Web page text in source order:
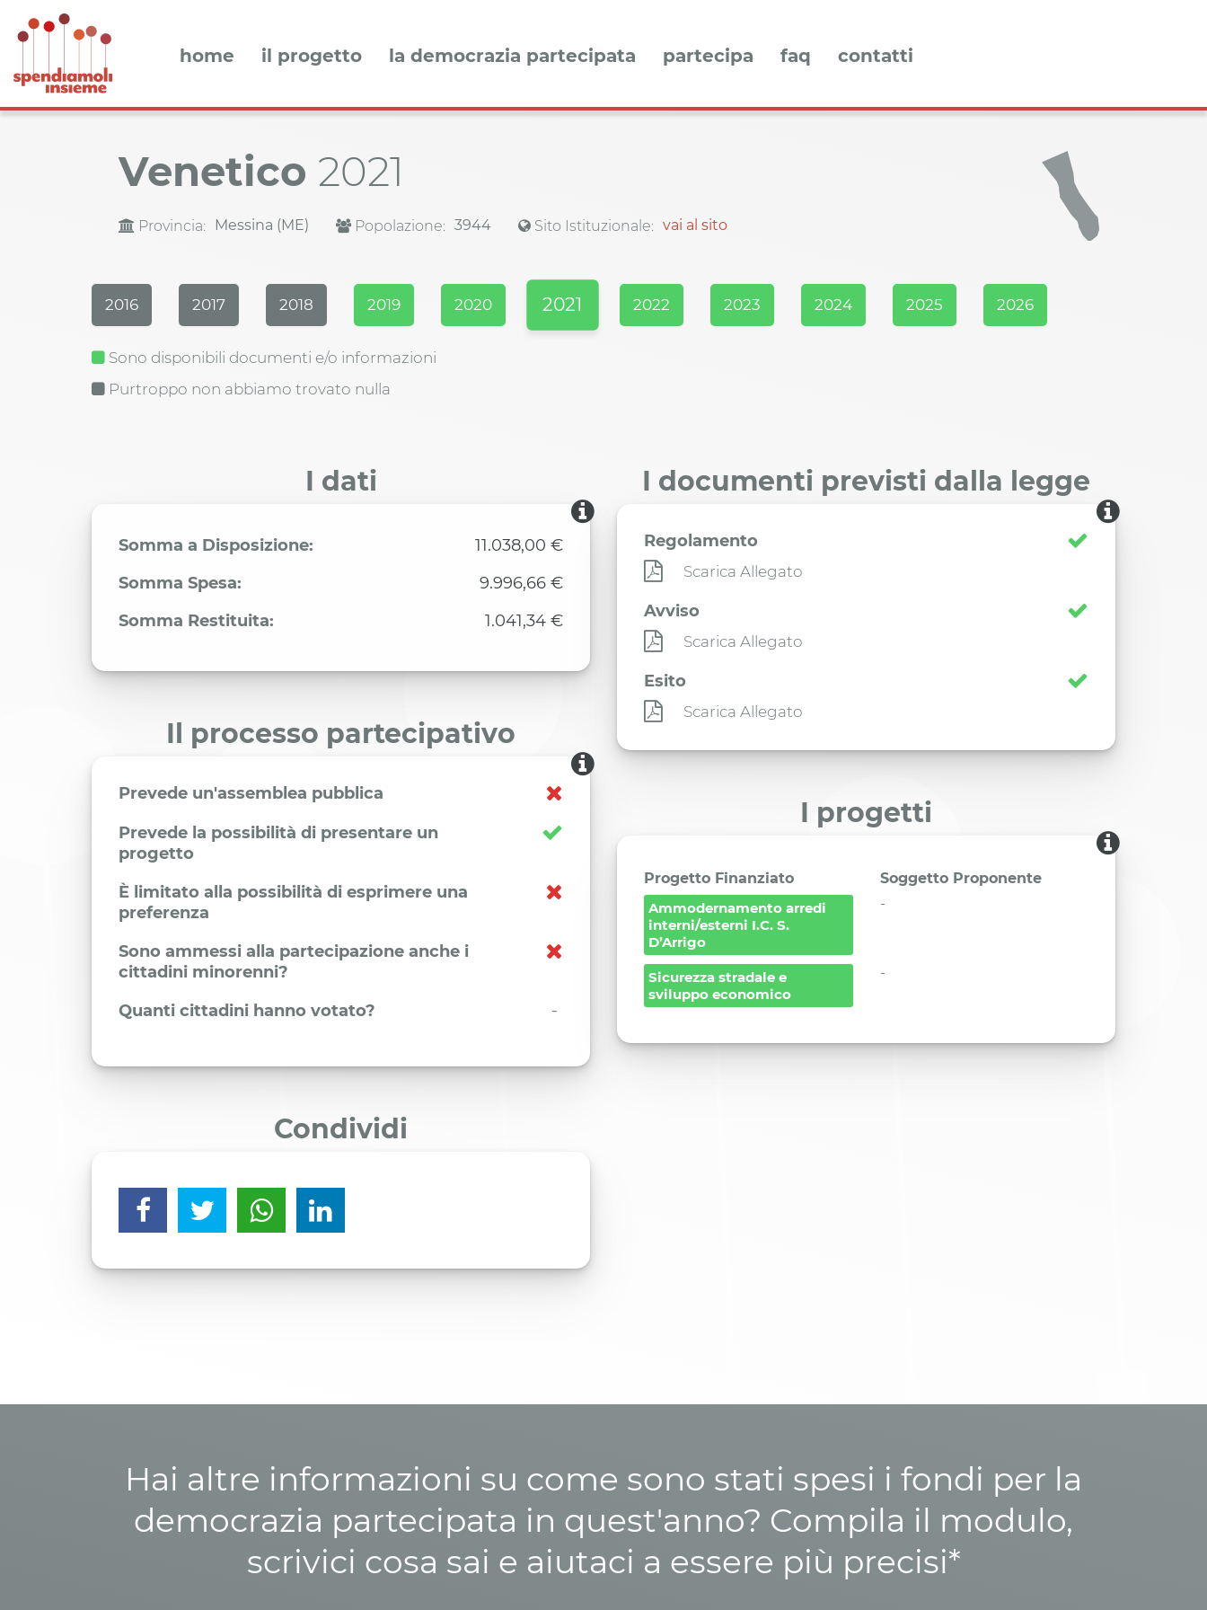
home il progetto la democrazia partecipata partecipa faq contatti
Venetico 2021
Provincia: Messina (ME) Popolazione: 3944 Sito Istituzionale: vai al sito
2016 2017 2018 2019 2020 2021 2022 2023 2024 2025 2026
Sono disponibili documenti e/o informazioni
Purtroppo non abbiamo trovato nulla
I dati
Somma a Disposizione:
11.038,00 €
Somma Spesa:
9.996,66 €
Somma Restituita:
1.041,34 €
I documenti previsti dalla legge
Regolamento
Scarica Allegato
Avviso
Scarica Allegato
Esito
Scarica Allegato
Il processo partecipativo
Prevede un'assemblea pubblica
Prevede la possibilità di presentare un
progetto
È limitato alla possibilità di esprimere una
preferenza
Sono ammessi alla partecipazione anche i
cittadini minorenni?
Quanti cittadini hanno votato?
-
I progetti
Progetto Finanziato
Soggetto Proponente
Ammodernamento arredi
interni/esterni I.C. S.
D’Arrigo
-
Sicurezza stradale e
sviluppo economico
-
Condividi
Hai altre informazioni su come sono stati spesi i fondi per la
democrazia partecipata in quest'anno? Compila il modulo,
scrivici cosa sai e aiutaci a essere più precisi*